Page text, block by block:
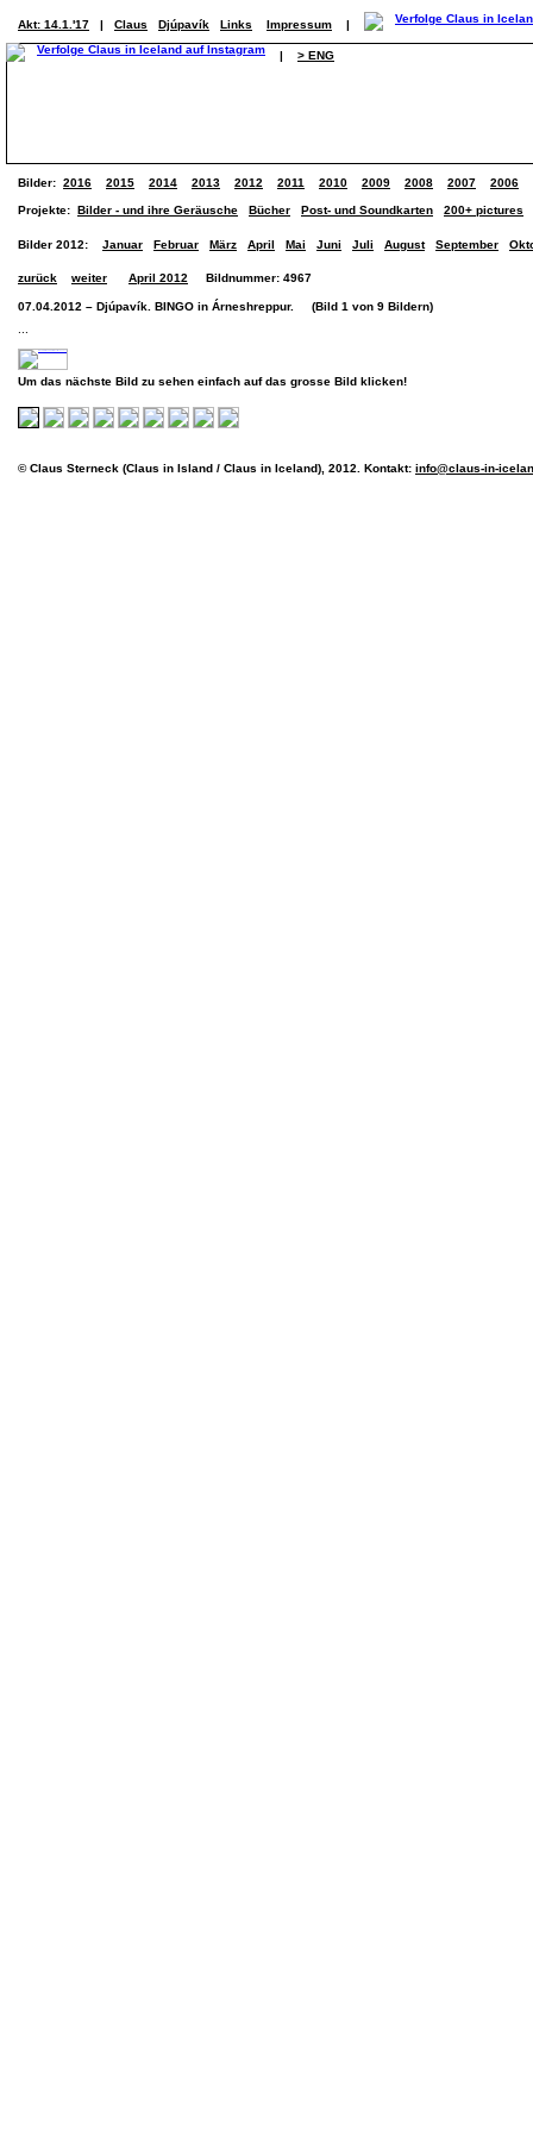
Akt: 14.1.'17 | Claus Djúpavík Links Impressum |
| > ENG
Bilder: 2016 2015 2014 2013 2012 2011 2010 2009 2008 2007 2006
Projekte: Bilder - und ihre Geräusche Bücher Post- und Soundkarten 200+ pictures
Bilder 2012: Januar Februar März April Mai Juni Juli August September
zurück weiter April 2012 Bildnummer: 4967
07.04.2012 – Djúpavík. BINGO in Árneshreppur. (Bild 1 von 9 Bildern)
Um das nächste Bild zu sehen einfach auf das grosse Bild klicken!
© Claus Sterneck (Claus in Island / Claus in Iceland), 2012. Kontakt: info@claus-in-